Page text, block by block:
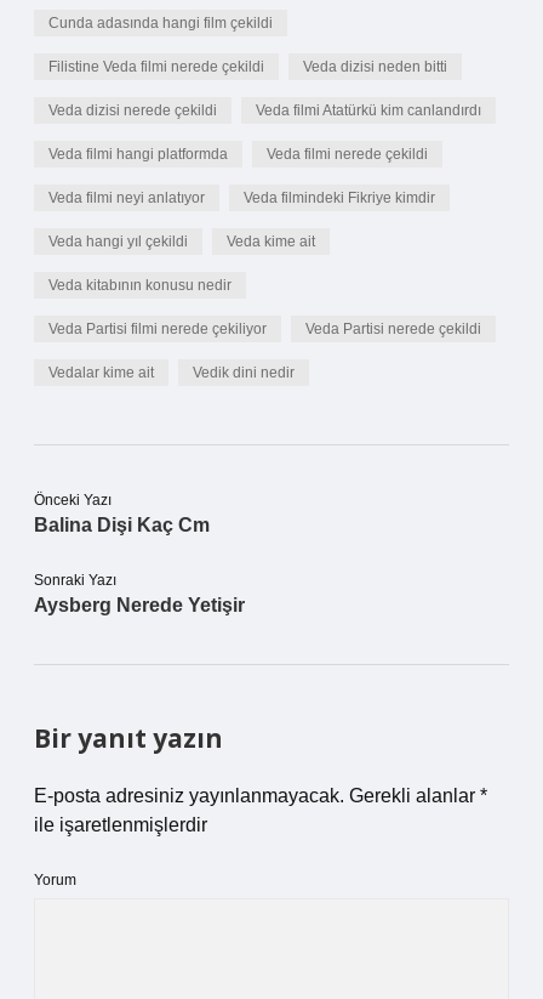
Cunda adasında hangi film çekildi
Filistine Veda filmi nerede çekildi Veda dizisi neden bitti
Veda dizisi nerede çekildi Veda filmi Atatürkü kim canlandırdı
Veda filmi hangi platformda Veda filmi nerede çekildi
Veda filmi neyi anlatıyor Veda filmindeki Fikriye kimdir
Veda hangi yıl çekildi Veda kime ait
Veda kitabının konusu nedir
Veda Partisi filmi nerede çekiliyor Veda Partisi nerede çekildi
Vedalar kime ait Vedik dini nedir
Önceki Yazı
Balina Dişi Kaç Cm
Sonraki Yazı
Aysberg Nerede Yetişir
Bir yanıt yazın
E-posta adresiniz yayınlanmayacak. Gerekli alanlar *
ile işaretlenmişlerdir
Yorum